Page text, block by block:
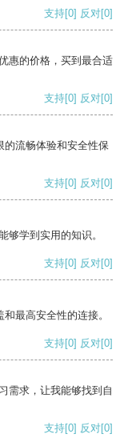
支持[0] 反对[0]
惠的价格，买到最合适
支持[0] 反对[0]
的流畅体验和安全性保
支持[0] 反对[0]
够学到实用的知识。
支持[0] 反对[0]
最高安全性的连接。
支持[0] 反对[0]
需求，让我能够找到自
支持[0] 反对[0]